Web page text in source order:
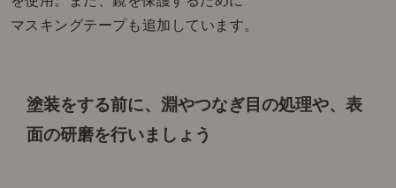
マスキングテープも追加しています。
塗装をする前に、淵やつなぎ目の処理や、表
面の研磨を行いましょう